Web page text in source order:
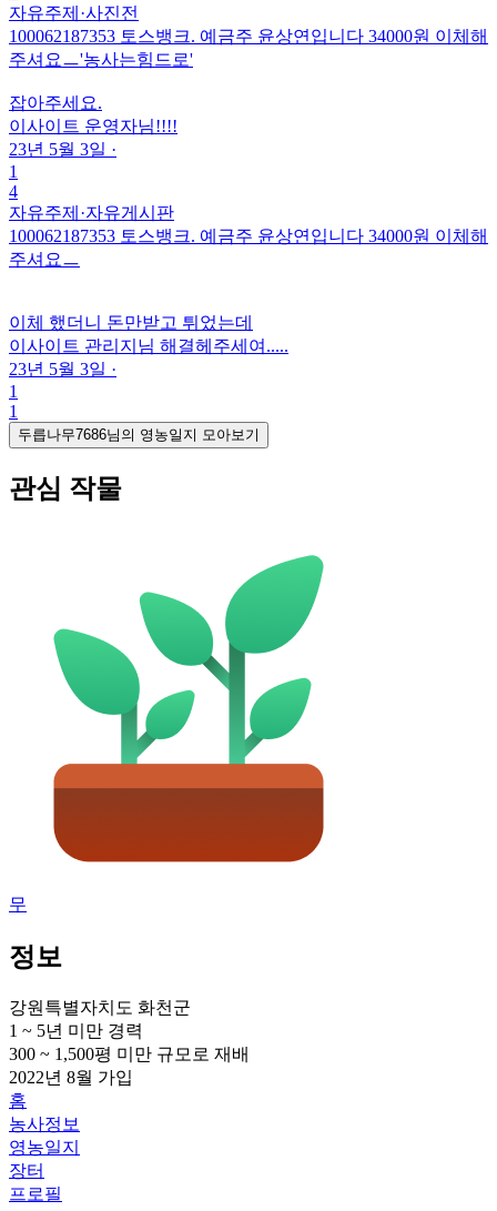
자유주제 ·사진전
100062187353 토스뱅크. 예금주 윤상연입니다 34000원 이체해
주셔요ㅡ'농사는힘드로'
잡아주세요.
이사이트 운영자님!!!!
23년 5월 3일 ·
1
4
자유주제 ·자유게시판
100062187353 토스뱅크. 예금주 윤상연입니다 34000원 이체해
주셔요ㅡ
이체 했더니 돈만받고 튀었는데
이사이트 관리지님 해결헤주세여.....
23년 5월 3일 ·
1
1
두릅나무7686님의 영농일지 모아보기
관심 작물
무
정보
강원특별자치도 화천군
1 ~ 5년 미만 경력
300 ~ 1,500평 미만 규모로 재배
2022년 8월 가입
홈
농사정보
영농일지
장터
프로필